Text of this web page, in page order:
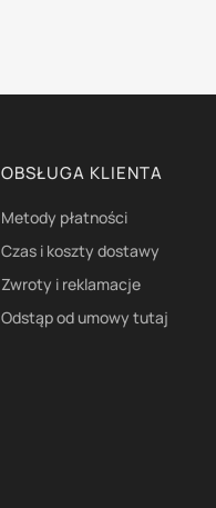
OBSŁUGA KLIENTA
Metody płatności
Czas i koszty dostawy
Zwroty i reklamacje
Odstąp od umowy tutaj